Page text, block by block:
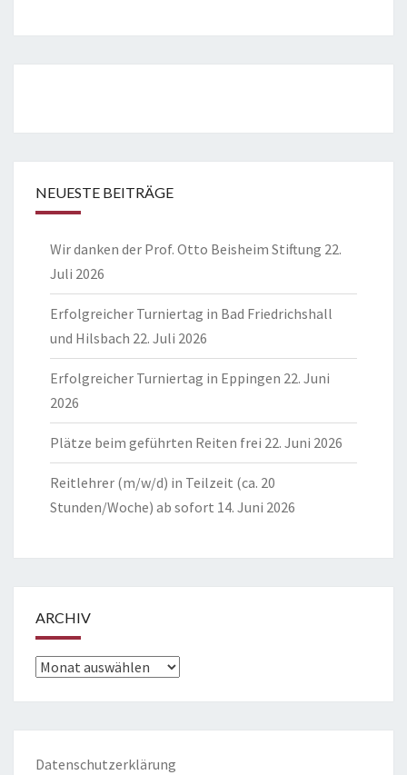
NEUESTE BEITRÄGE
Wir danken der Prof. Otto Beisheim Stiftung 22.
Juli 2026
Erfolgreicher Turniertag in Bad Friedrichshall
und Hilsbach 22. Juli 2026
Erfolgreicher Turniertag in Eppingen 22. Juni
2026
Plätze beim geführten Reiten frei 22. Juni 2026
Reitlehrer (m/w/d) in Teilzeit (ca. 20
Stunden/Woche) ab sofort 14. Juni 2026
ARCHIV
Archiv
Datenschutzerklärung